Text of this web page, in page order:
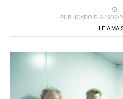
PUBLICADO DIA 19/12/
LEIA MAIS